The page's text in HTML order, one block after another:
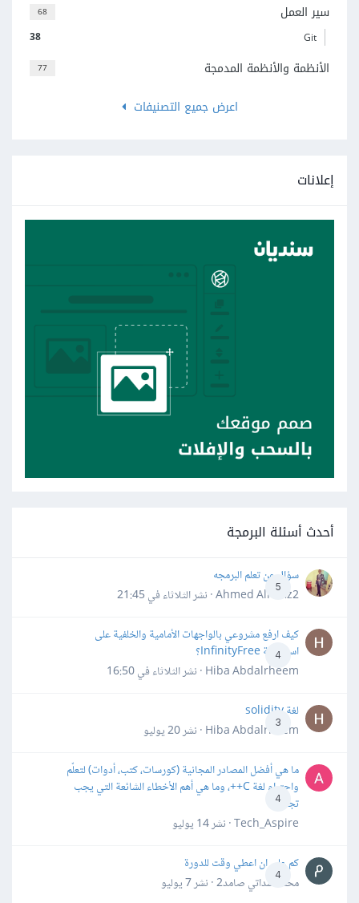
68 سير العمل
38 Git
77
الأنظمة والأنظمة المدمجة
اعرض جميع التصنيفات
إعلانات
أحدث أسئلة البرمجة
5
سؤال عن تعلم البرمجه
Ahmed Alhafiz2 · نشر
الثلاثاء في 21:45
4
كيف ارفع مشروعي بالواجهات الأمامية والخلفية على
استضافة InfinityFree؟
Hiba Abdalrheem · نشر
الثلاثاء في 16:50
3
لغة solidity
Hiba Abdalrheem · نشر
20 يوليو
4
ما هي أفضل المصادر المجانية (كورسات، كتب، أدوات) لتعلّم
واحترام لغة C++، وما هي أهم الأخطاء الشائعة التي يجب
تجنبها؟
Tech_Aspire · نشر
14 يوليو
4
كم علي ان اعطي وقت للدورة
محمد سداتي صامد2 · نشر
7 يوليو